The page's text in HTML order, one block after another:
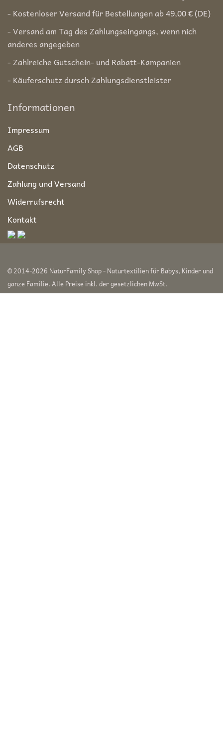
- Kostenloser Versand für Bestellungen ab 49,00 € (DE)
- Versand am Tag des Zahlungseingangs, wenn nich
anderes angegeben
- Zahlreiche Gutschein- und Rabatt-Kampanien
- Käuferschutz dursch Zahlungsdienstleister
Informationen
Impressum
AGB
Datenschutz
Zahlung und Versand
Widerrufsrecht
Kontakt
© 2014-2026 NaturFamily Shop - Naturtextilien für Babys, Kinder und
ganze Familie. Alle Preise inkl. der gesetzlichen MwSt.